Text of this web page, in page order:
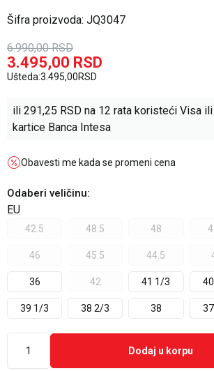
Šifra proizvoda: JQ3047
6.990,00 RSD
3.495,00 RSD
Ušteda:3.495,00RSD
ili 291,25 RSD na 12 rata koristeći Visa
kartice Banca Intesa
Obavesti me kada se promeni cena
Odaberi veličinu:
EU
42.5
48.5 48
46 45.5 44.5
36 42 41 1/3
39 1/3 38 2/3 38
Dodaj u korpu